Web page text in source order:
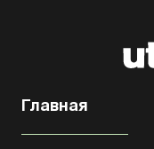
Главная